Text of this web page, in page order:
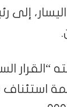
إلى
“القرار